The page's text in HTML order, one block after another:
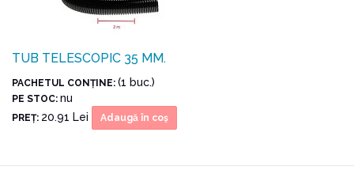
TUB TELESCOPIC 35 MM.
PACHETUL CONŢINE: (1 buc.)
PE STOC: nu
PREŢ: 20.91 Lei Adaugă în coş